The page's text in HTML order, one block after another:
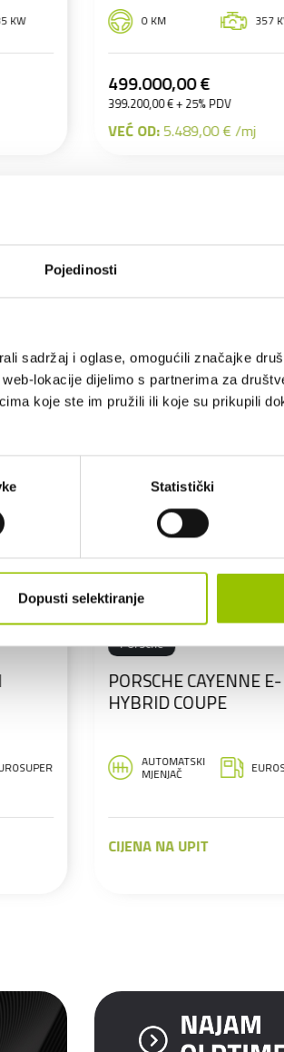
Pojedinosti
sadržaj i oglase, omogućili značajke
lokacije dijelimo s partnerima za
koje ste im pružili ili koje su prikupili
Statistički
Dopusti selektiranje
357 KW 5.918 KM
54.229,00 €
43.383,20 € + 25% PDV
VEĆ OD:596,51 € /mj
E-
EUROSUPER
Porsche
PORSCHE MACAN III T
AUTOMATSKI
MJENJAČ
CIJENA NA UPIT